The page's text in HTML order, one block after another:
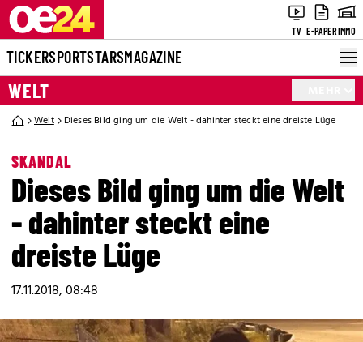
TV E-PAPERIMMO
TICKERSPORTSTARSMAGAZINE
WELT
Welt Dieses Bild ging um die Welt - dahinter steckt eine dreiste Lüge
SKANDAL
Dieses Bild ging um die Welt
- dahinter steckt eine
dreiste Lüge
17.11.2018, 08:48